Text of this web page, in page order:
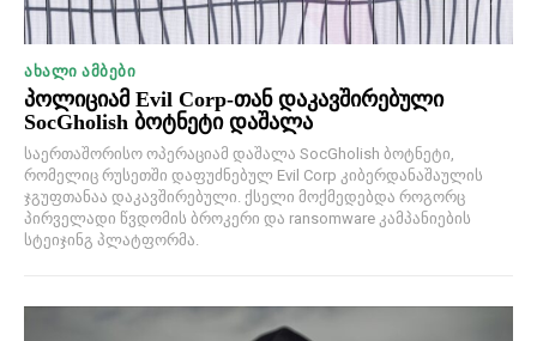
ᲐᲮᲐᲚᲘ ᲐᲛᲑᲔᲑᲘ
პოლიციამ Evil Corp-თან დაკავშირებული
SocGholish ბოტნეტი დაშალა
საერთაშორისო ოპერაციამ დაშალა SocGholish ბოტნეტი,
რომელიც რუსეთში დაფუძნებულ Evil Corp კიბერდანაშაულის
ჯგუფთანაა დაკავშირებული. ქსელი მოქმედებდა როგორც
პირველადი წვდომის ბროკერი და ransomware კამპანიების
სტეიჯინგ პლატფორმა.